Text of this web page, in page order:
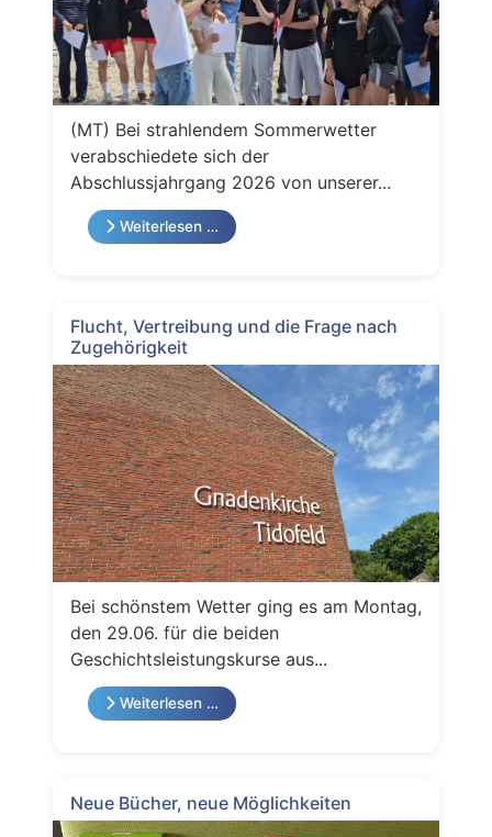
(MT) Bei strahlendem Sommerwetter
verabschiedete sich der
Abschlussjahrgang 2026 von unserer...
Weiterlesen …
Flucht, Vertreibung und die Frage nach
Zugehörigkeit
Bei schönstem Wetter ging es am Montag,
den 29.06. für die beiden
Geschichtsleistungskurse aus...
Weiterlesen …
Neue Bücher, neue Möglichkeiten